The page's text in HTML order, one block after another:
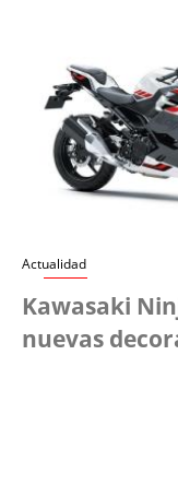
Actualidad
Kawasaki
nuevas